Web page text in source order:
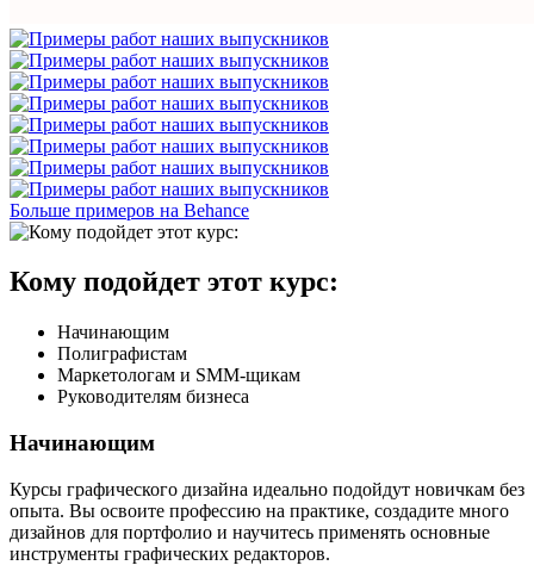
Больше примеров на Behance
Кому подойдет этот курс:
Начинающим
Полиграфистам
Маркетологам и SMM-щикам
Руководителям бизнеса
Начинающим
Курсы графического дизайна идеально подойдут новичкам без
опыта. Вы освоите профессию на практике, создадите много
дизайнов для портфолио и научитесь применять основные
инструменты графических редакторов.